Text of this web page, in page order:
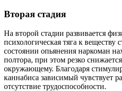
Вторая стадия
На второй стадии развивается
психологическая тяга к веществу
состоянии опьянения наркоман
полтора, при этом резко
окружающему. Благодаря
каннабиса зависимый чувствует
отсутствие трудоспособности.